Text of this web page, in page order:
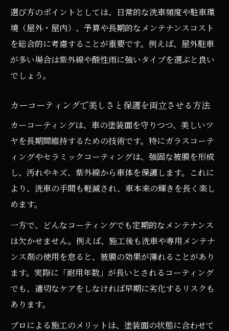
自分で施工するカーコーティングの注意点
自分でできるカーコーティングの基本手順
と注意点
DIYカーコーティングで失敗しないコツを
ポイント
格別な仕上がりを目指すDIYカーコーティ
ング術
自分で施工する際のカーコーティング剤選
び方
カーコーティングで長期間美しさを保つ秘訣
方法
長期間ツヤを維持するカーコーティングメ
ンテナンス
耐久性アップのためのカーコーティング管
理術
方法
選び方のポイントとしては、日常的な洗車頻度や駐車環
境（屋外・屋内）、予算や長期的なメンテナンスコスト
を総合的に考慮することが重要です。例えば、屋外駐車
が多い場合は紫外線や酸性雨に強いタイプを選ぶと良い
でしょう。
カーコーティングで美しさと保護を両立させる方法
カーコーティングは、車の塗装面を守りつつ、美しいツ
ヤを長期間維持するための技術です。特にガラスコーテ
ィングやセラミックコーティングは、強固な被膜を形成
し、汚れやキズ、紫外線から車体を保護します。これに
より、洗車の手間も軽減され、車本来の輝きを長く楽し
めます。
一方で、どんなコーティングでも定期的なメンテナンス
は欠かせません。例えば、施工後も洗車や専用メンテナ
ンス剤の使用を怠ると、被膜の効果が薄れることがあり
ます。実際に「耐用年数」が長いとされるコーティング
でも、適切なケアをしなければ早期に劣化するリスクも
あります。
プロによる施工のメリットは、塗装面の状態に合わせて